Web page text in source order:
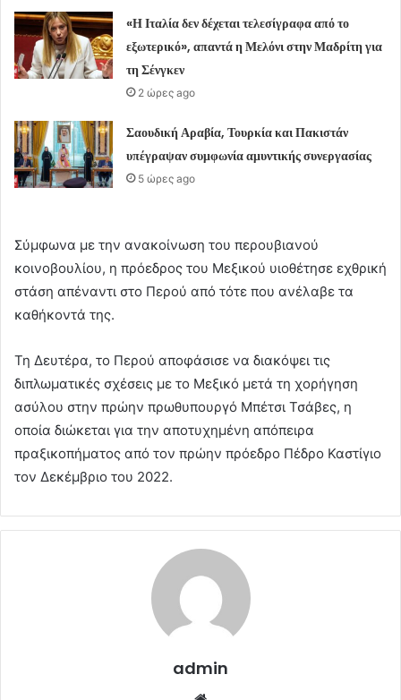
«Η Ιταλία δεν δέχεται τελεσίγραφα από το
εξωτερικό», απαντά η Μελόνι στην Μαδρίτη για
τη Σένγκεν
2 ώρες ago
Σαουδική Αραβία, Τουρκία και Πακιστάν
υπέγραψαν συμφωνία αμυντικής συνεργασίας
5 ώρες ago
Σύμφωνα με την ανακοίνωση του περουβιανού
κοινοβουλίου, η πρόεδρος του Μεξικού υιοθέτησε εχθρική
στάση απέναντι στο Περού από τότε που ανέλαβε τα
καθήκοντά της.
Τη Δευτέρα, το Περού αποφάσισε να διακόψει τις
διπλωματικές σχέσεις με το Μεξικό μετά τη χορήγηση
ασύλου στην πρώην πρωθυπουργό Μπέτσι Τσάβες, η
οποία διώκεται για την αποτυχημένη απόπειρα
πραξικοπήματος από τον πρώην πρόεδρο Πέδρο Καστίγιο
τον Δεκέμβριο του 2022.
admin